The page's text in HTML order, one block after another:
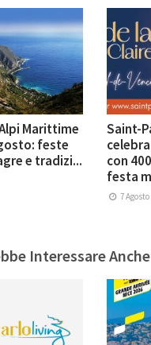
Marittime
feste
e tradizi...
Saint-
con
festa
7 Agosto
Interessare